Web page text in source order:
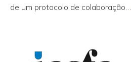
de um protocolo de colaboração…